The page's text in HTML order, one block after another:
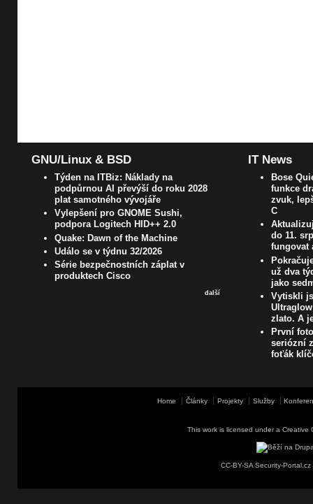
GNU/Linux & BSD
Týden na ITBiz: Náklady na
podpůrnou AI převýší do roku 2028
plat samotného vývojáře
Vylepšení pro GNOME Sushi,
podpora Logitech HID++ 2.0
Quake: Dawn of the Machine
Událo se v týdnu 32/2026
Série bezpečnostních záplat v
produktech Cisco
další
IT News
Bose
funkce
zvuk,
C
do 11.
fungovat
už dva
jako
Vytiskli
zlato. A
První
seriózní
foťák
Home Články Projekty Služby
This work is licensed under a Creative
CC-BY-SA Security-